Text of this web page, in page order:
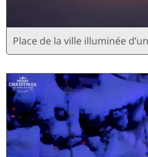
Place de la ville illuminée